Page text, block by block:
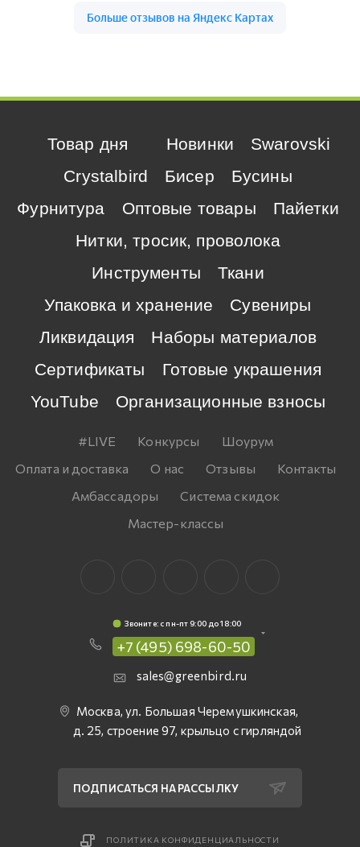
Товар дня Новинки
Swarovski
Crystalbird
Бисер
Бусины
Фурнитура
Оптовые товары
Пайетки
Нитки, тросик, проволока
Инструменты
Ткани
Упаковка и хранение
Сувениры
Ликвидация
Наборы материалов
Сертификаты
Готовые украшения
YouTube
Организационные взносы
#LIVE Конкурсы
Шоурум
Оплата и доставка
О нас Отзывы
Контакты
Амбассадоры
Система скидок
Мастер-классы
Звоните: c пн-пт 9:00 до 18:00
+7 (495) 698-60-50
sales@greenbird.ru
Москва, ул. Большая Черемушкинская,
д. 25, строение 97, крыльцо с гирляндой
ПОДПИСАТЬСЯ НА РАССЫЛКУ
ПОЛИТИКА КОНФИДЕНЦИАЛЬНОСТИ